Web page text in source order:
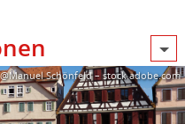
Schönfeld – stock.adobe.com